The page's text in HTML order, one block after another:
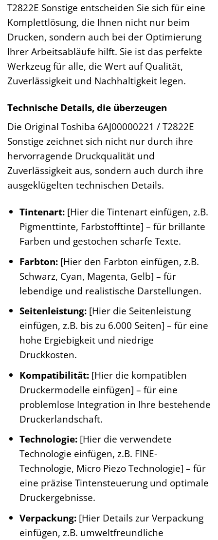
T2822E Sonstige entscheiden Sie sich für eine
Komplettlösung, die Ihnen nicht nur beim
Drucken, sondern auch bei der Optimierung
Ihrer Arbeitsabläufe hilft. Sie ist das perfekte
Werkzeug für alle, die Wert auf Qualität,
Zuverlässigkeit und Nachhaltigkeit legen.
Technische Details, die überzeugen
Die Original Toshiba 6AJ00000221 / T2822E
Sonstige zeichnet sich nicht nur durch ihre
hervorragende Druckqualität und
Zuverlässigkeit aus, sondern auch durch ihre
ausgeklügelten technischen Details.
Tintenart:[Hier die Tintenart einfügen, z.B.
Pigmenttinte, Farbstofftinte] – für brillante
Farben und gestochen scharfe Texte.
Farbton:[Hier den Farbton einfügen, z.B.
Schwarz, Cyan, Magenta, Gelb] – für
lebendige und realistische Darstellungen.
Seitenleistung:[Hier die Seitenleistung
einfügen, z.B. bis zu 6.000 Seiten] – für eine
hohe Ergiebigkeit und niedrige
Druckkosten.
Kompatibilität:[Hier die kompatiblen
Druckermodelle einfügen] – für eine
problemlose Integration in Ihre bestehende
Druckerlandschaft.
Technologie:[Hier die verwendete
Technologie einfügen, z.B. FINE-
Technologie, Micro Piezo Technologie] – für
eine präzise Tintensteuerung und optimale
Druckergebnisse.
Verpackung:[Hier Details zur Verpackung
einfügen, z.B. umweltfreundliche